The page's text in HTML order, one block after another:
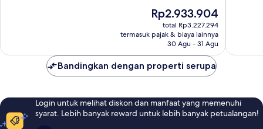
Harga
sekarang
Rp2.933.904
Rp2.933.904
total Rp3.227.294
termasuk pajak & biaya lainnya
30 Agu - 31 Agu
Bandingkan dengan properti serupa
Login untuk melihat diskon dan manfaat yang memenuhi
syarat. Lebih banyak reward untuk lebih banyak petualangan!